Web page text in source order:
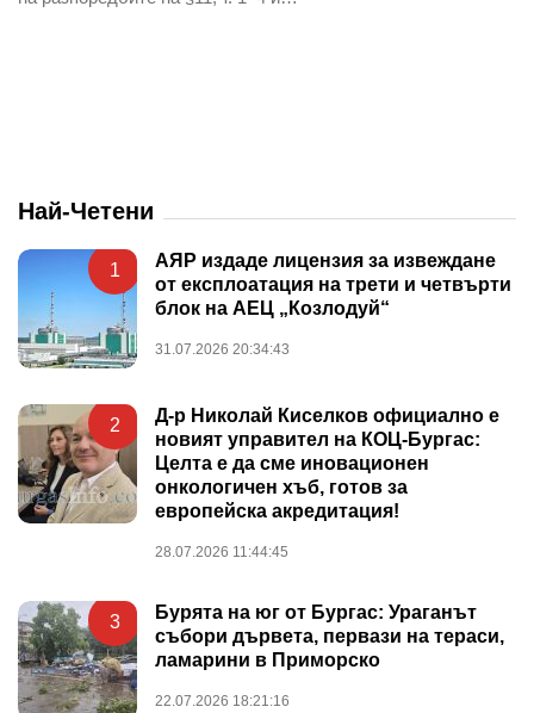
Най-Четени
1
АЯР издаде лицензия за извеждане
от експлоатация на трети и четвърти
блок на АЕЦ „Козлодуй“
31.07.2026 20:34:43
2
Д-р Николай Киселков официално е
новият управител на КОЦ-Бургас:
Целта е да сме иновационен
онкологичен хъб, готов за
европейска акредитация!
28.07.2026 11:44:45
3
Бурята на юг от Бургас: Ураганът
събори дървета, первази на тераси,
ламарини в Приморско
22.07.2026 18:21:16